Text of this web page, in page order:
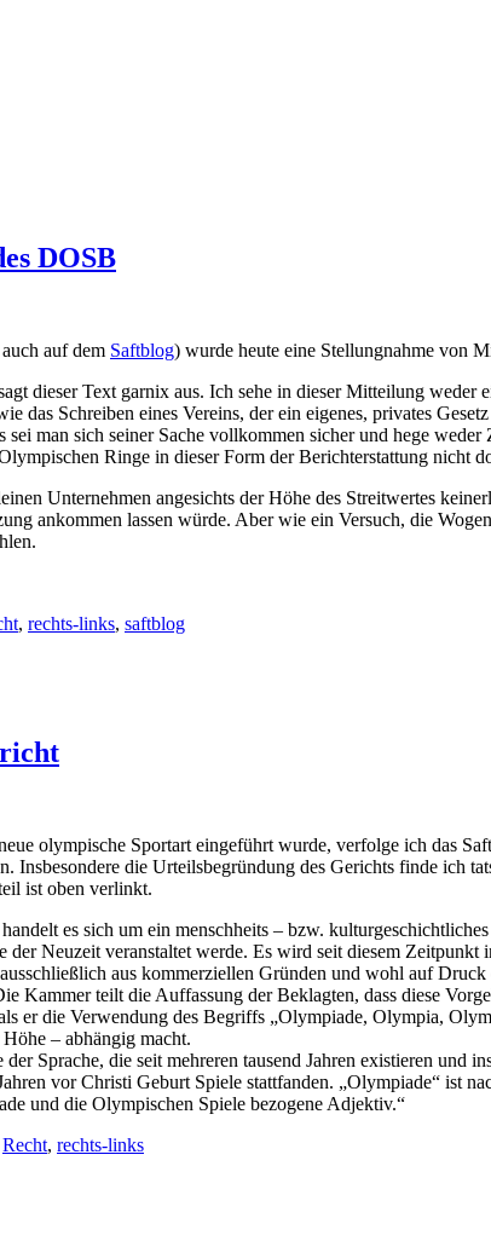
DOSB
auf dem Saftblog) wurde heute eine Stellungnahme von
dieser Text garnix aus. Ich sehe in dieser Mitteilung
das Schreiben eines Vereins, der ein eigenes, privates
man sich seiner Sache vollkommen sicher und hege
Ringe in dieser Form der Berichterstattung nicht
Unternehmen angesichts der Höhe des Streitwertes
ankommen lassen würde. Aber wie ein Versuch, die
, rechts-links, saftblog
olympische Sportart eingeführt wurde, verfolge ich das
Insbesondere die Urteilsbegründung des Gerichts finde ich
ist oben verlinkt.
es sich um ein menschheits – bzw.
der Neuzeit veranstaltet werde. Es wird seit diesem
aus kommerziellen Gründen und wohl auf
Kammer teilt die Auffassung der Beklagten, dass diese
er die Verwendung des Begriffs „Olympiade, Olympia,
– abhängig macht.
Sprache, die seit mehreren tausend Jahren existieren
vor Christi Geburt Spiele stattfanden. „Olympiade“ ist
und die Olympischen Spiele bezogene Adjektiv.“
Recht, rechts-links